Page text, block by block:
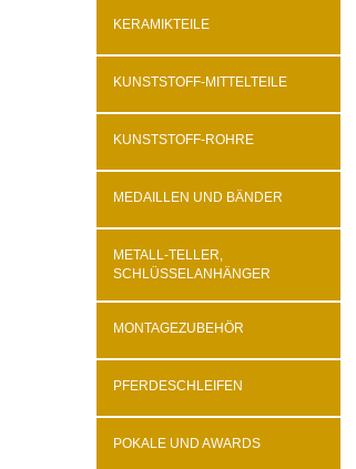
KERAMIKTEILE
KUNSTSTOFF-MITTELTEILE
KUNSTSTOFF-ROHRE
MEDAILLEN UND BÄNDER
METALL-TELLER,
SCHLÜSSELANHÄNGER
MONTAGEZUBEHÖR
PFERDESCHLEIFEN
POKALE UND AWARDS